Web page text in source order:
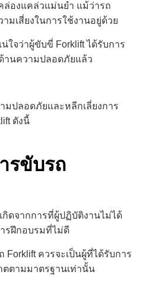
ล่องแคล่วแม่นยำ แม้ว่ารถ
มเสี่ยงในการใช้งานอยู่ด้วย
ใจว่าผู้ขับขี่ Forklift ได้รับการ
านความปลอดภัยแล้ว
มปลอดภัยและหลีกเลี่ยงการ
ดังนี้
รขับรถ
กิดจากการที่ผู้ปฏิบัติงานไม่ได้
รฝึกอบรมที่ไม่ดี
Forklift ควรจะเป็นผู้ที่ได้รับการ
ตามมาตรฐานเท่านั้น